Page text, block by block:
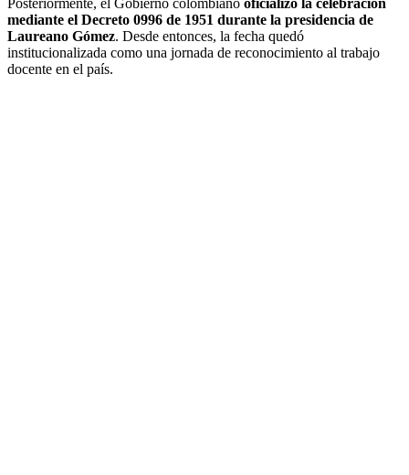
Posteriormente, el Gobierno colombiano oficializó la celebración
mediante el Decreto 0996 de 1951 durante la presidencia de
Laureano Gómez. Desde entonces, la fecha quedó
institucionalizada como una jornada de reconocimiento al trabajo
docente en el país.